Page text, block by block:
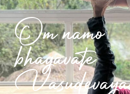
Om namo
bhagavate
Vasudevaya